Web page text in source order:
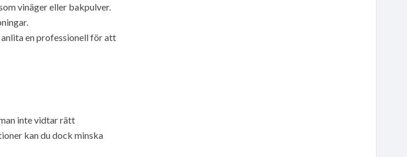
vinäger eller bakpulver.
en professionell för att
inte vidtar rätt
kan du dock minska